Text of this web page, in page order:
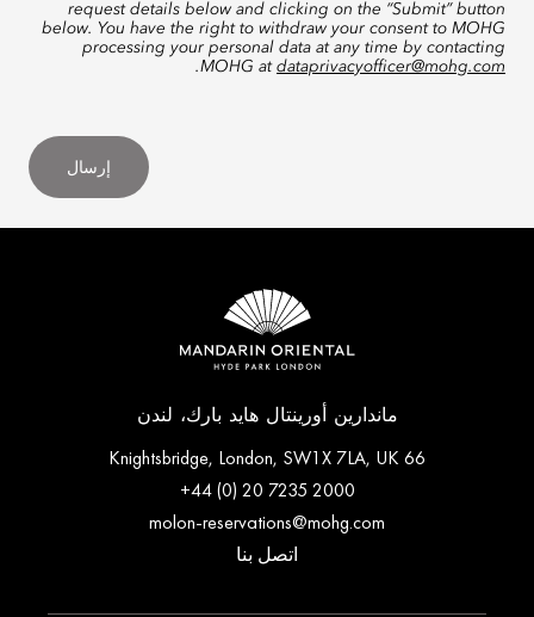
request details below and clicking on the “Submit” button
below. You have the right to withdraw your consent to MOHG
processing your personal data at any time by contacting
MOHG at dataprivacyofficer@mohg.com
.
إرسال
ماندارين أورينتال هايد بارك، لندن
66 Knightsbridge, London, SW1X 7LA, UK
+44 (0) 20 7235 2000
molon-reservations@mohg.com
اتصل بنا